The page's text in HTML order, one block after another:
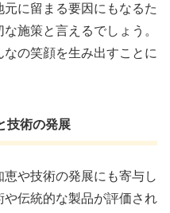
に留まる要因にもなるた
施策と言えるでしょう。
の笑顔を生み出すことに
技術の発展
や技術の発展にも寄与し
伝統的な製品が評価され